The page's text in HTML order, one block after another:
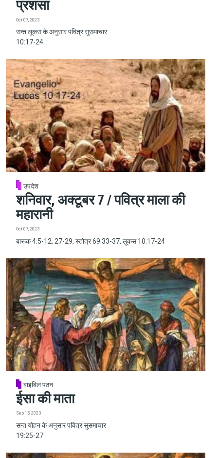
प्रशंसा
Oct 07, 2023
सन्त लूकस के अनुसार पवित्र सुसमाचार
10:17-24
उपदेश
शनिवार, अक्टूबर 7 / पवित्र माला की
महारानी
Oct 07, 2023
बारूक 4:5-12, 27-29, स्तोत्र 69:33-37, लूकस 10:17-24
बाइबिल पठन
ईसा की माता
Sep 15, 2023
सन्त योहन के अनुसार पवित्र सुसमाचार
19:25-27